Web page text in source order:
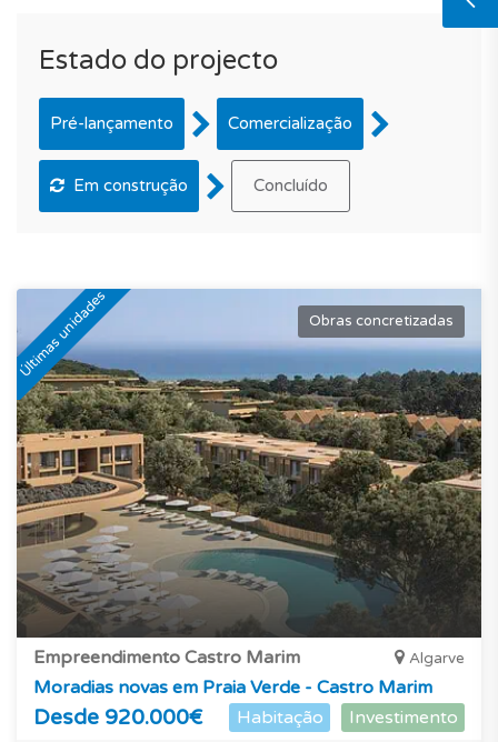
Estado do projecto
Pré-lançamento Comercialização
Em construção Concluído
Últimas unidades Obras concretizadas
Empreendimento Castro Marim Algarve
Moradias novas em Praia Verde - Castro Marim
Desde 920.000€ Habitação Investimento